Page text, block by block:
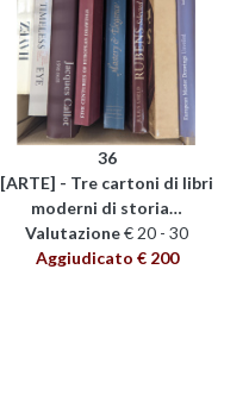
36
[ARTE] - Tre cartoni di libri
moderni di storia…
Valutazione€ 20 - 30
Aggiudicato € 200